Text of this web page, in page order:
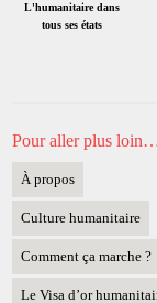
L'humanitaire dans
tous ses états
Pour aller plus
À propos
Culture humanitaire
Comment ça marche ?
Le Visa d’or